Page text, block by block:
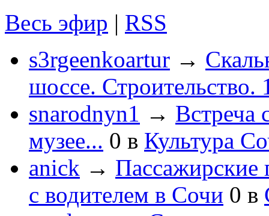
Весь эфир | RSS
s3rgeenkoartur →
шоссе. Строительство.
snarodnyn1 → Встреча
музее... 0 в Культура
anick → Пассажирские
с водителем в Сочи 0 в